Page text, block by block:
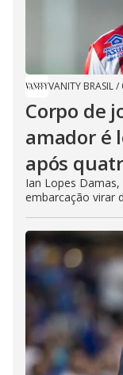
VANITY BRASIL/
Corpo de
amador é
após
Ian Lopes
embarcação virar